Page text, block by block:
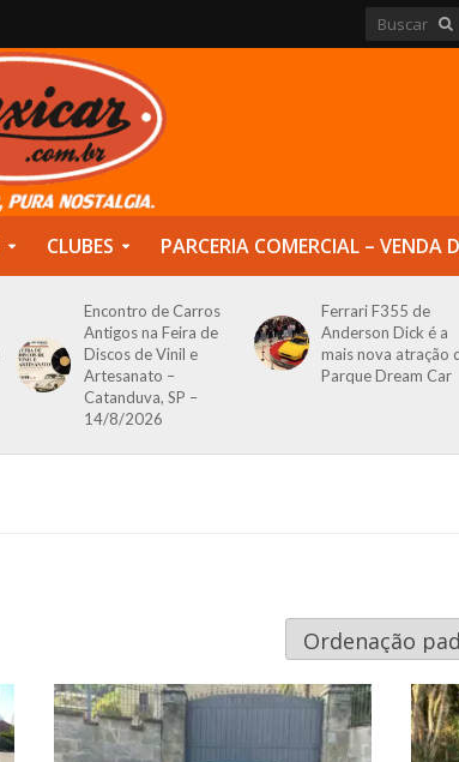
CLUBES PARCERIA COMERCIAL – VENDA
Encontro de Carros
Antigos na Feira de
Discos de Vinil e
Artesanato –
Catanduva, SP –
14/8/2026
Ferrari F355 de
Anderson Dick é a
mais nova atração
Parque Dream Car